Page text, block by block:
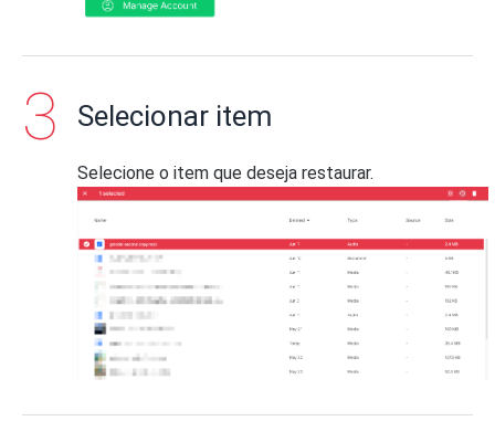
Selecionar item
Selecione o item que deseja restaurar.